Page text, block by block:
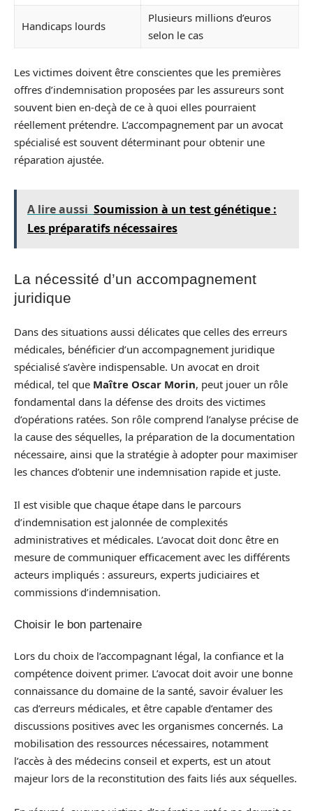
Handicaps lourds
Plusieurs millions d’euros
selon le cas
Les victimes doivent être conscientes que les premières
offres d’indemnisation proposées par les assureurs sont
souvent bien en-deçà de ce à quoi elles pourraient
réellement prétendre. L’accompagnement par un avocat
spécialisé est souvent déterminant pour obtenir une
réparation ajustée.
A lire aussi Soumission à un test génétique :
Les préparatifs nécessaires
La nécessité d’un accompagnement
juridique
Dans des situations aussi délicates que celles des erreurs
médicales, bénéficier d’un accompagnement juridique
spécialisé s’avère indispensable. Un avocat en droit
médical, tel que Maître Oscar Morin, peut jouer un rôle
fondamental dans la défense des droits des victimes
d’opérations ratées. Son rôle comprend l’analyse précise de
la cause des séquelles, la préparation de la documentation
nécessaire, ainsi que la stratégie à adopter pour maximiser
les chances d’obtenir une indemnisation rapide et juste.
Il est visible que chaque étape dans le parcours
d’indemnisation est jalonnée de complexités
administratives et médicales. L’avocat doit donc être en
mesure de communiquer efficacement avec les différents
acteurs impliqués : assureurs, experts judiciaires et
commissions d’indemnisation.
Choisir le bon partenaire
Lors du choix de l’accompagnant légal, la confiance et la
compétence doivent primer. L’avocat doit avoir une bonne
connaissance du domaine de la santé, savoir évaluer les
cas d’erreurs médicales, et être capable d’entamer des
discussions positives avec les organismes concernés. La
mobilisation des ressources nécessaires, notamment
l’accès à des médecins conseil et experts, est un atout
majeur lors de la reconstitution des faits liés aux séquelles.